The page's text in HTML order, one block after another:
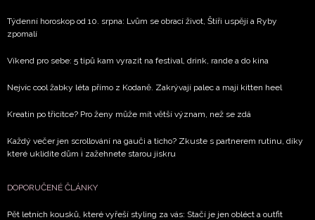
Týdenní horoskop od 10. srpna: Lvům se obrací život, Štíři uspějí a Ryby
zpomalí
Víkend pro sebe: 5 tipů kam vyrazit na festival, drink, rande a do kina
Nejvíc cool žabky léta přímo z Kodaně. Zakrývají palec a mají kitten heel
Kreatin po třicítce? Pro ženy může mít větší význam, než se zdá
Každý večer jen scrollování na gauči a ticho? Zkuste s partnerem rutinu, díky
které uklidíte dům i zažehnete starou jiskru
DOPORUČENÉ ČLÁNKY
Pět letních kousků, které vyřeší styling za vás: Stačí je jen obléct a outfit